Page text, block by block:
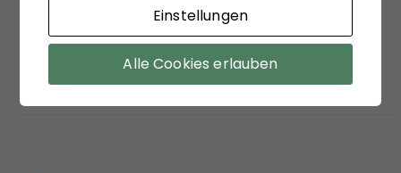
Ausgleich und stabile Institutionen die
wirksamsten Mittel sind, der Verführungskraft
des Extremismus entgegenzuwirken."
Einstellungen
Alle Cookies erlauben